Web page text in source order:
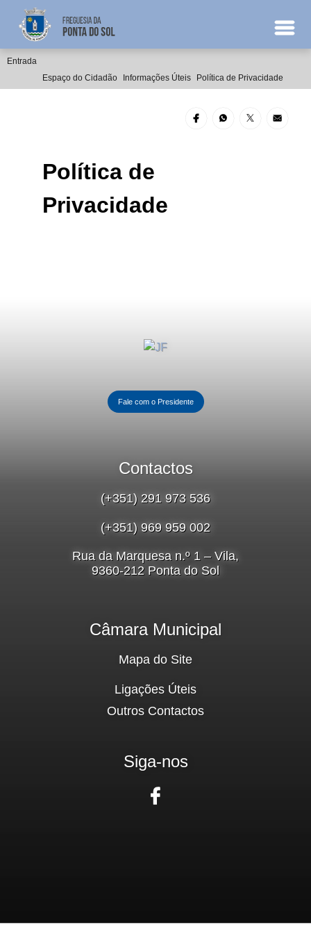
Entrada
Espaço do Cidadão
Informações Úteis Política de Privacidade
Política de
Privacidade
Fale com o Presidente
Contactos
(+351) 291 973 536
(+351) 969 959 002
Rua da Marquesa n.º 1 – Vila,
9360-212 Ponta do Sol
Câmara Municipal
Mapa do Site
Ligações Úteis
Outros Contactos
Siga-nos